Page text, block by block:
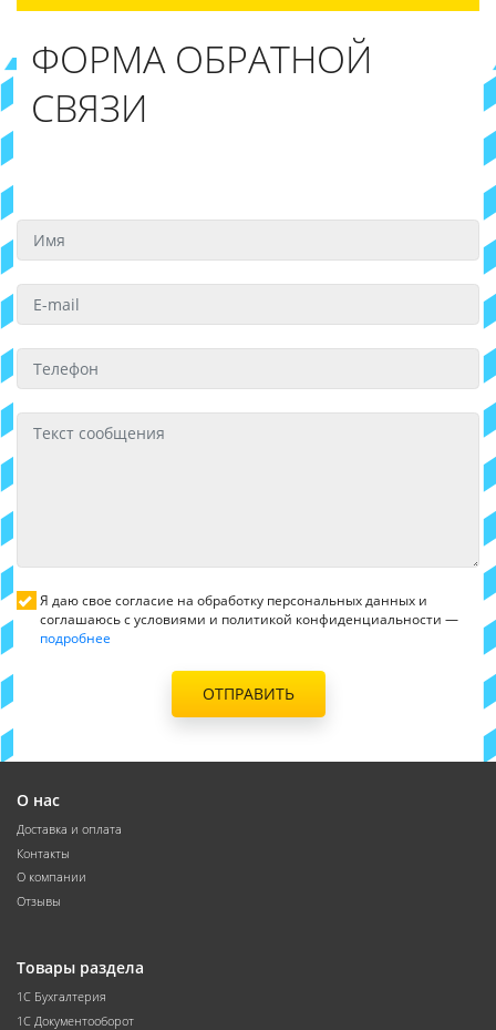
ФОРМА ОБРАТНОЙ
СВЯЗИ
Я даю свое согласие на обработку персональных данных и
соглашаюсь с условиями и политикой конфиденциальности —
подробнее
ОТПРАВИТЬ
О нас
Доставка и оплата
Контакты
О компании
Отзывы
Товары раздела
1С Бухгалтерия
1С Документооборот